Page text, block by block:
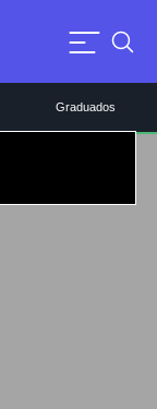
Graduados